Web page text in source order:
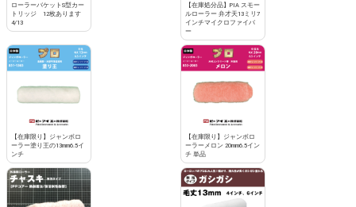
ローラーバケットS型カー
トリッジ 12枚あります
4/13
【在庫処分品】PIA スモー
ルローラー 弁才天13ミリ7
インチマイクロファイバ
ー
【在庫限り】ジャンボロ
ーラー塗り王の13mm6.5イ
ンチ
【在庫限り】ジャンボロ
ーラーメロン 20mm6.5イン
チ 単品